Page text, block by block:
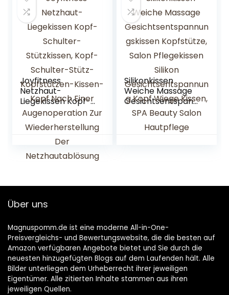
Spa-Bett (lila)
Joyfitness
Netzhaut-
Liegekissen Kopf-
Schulter-
Stützkissen, Kopf-
Schulter-Stütz-
Kopfstützen-
Kissen-Kopf Nach
Einer
Zur
Der
Silikonkissen
Weiche Massage
Gesichtsentspann
ungskissen
Kopfstütze, Salon
Pflegekissen Silikon
Über uns
Magnuspomm.de ist eine moderne All-in-One-
Preisvergleichs- und Bewertungswebsite, die die besten auf
Amazon verfügbaren Angebote bietet und Sie durch die
neuesten hinzugefügten Blogs auf dem Laufenden hält. Alle
Bilder unterliegen dem Urheberrecht ihrer jeweiligen
Eigentümer. Alle zitierten Inhalte stammen aus ihren
jeweiligen Quellen.